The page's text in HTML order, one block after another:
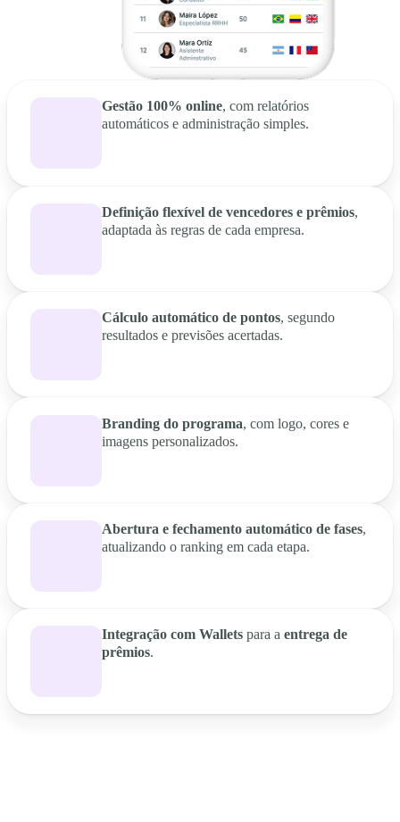
Gestão 100% online, com relatórios
automáticos e administração simples.
Definição flexível de vencedores e prêmios,
adaptada às regras de cada empresa.
Cálculo automático de pontos, segundo
resultados e previsões acertadas.
Branding do programa, com logo, cores e
imagens personalizados.
Abertura e fechamento automático de fases,
atualizando o ranking em cada etapa.
Integração com Walletspara a entrega de
prêmios.